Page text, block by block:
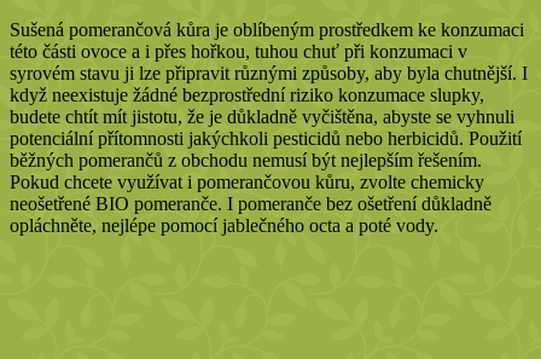
Sušená pomerančová kůra je oblíbeným prostředkem ke konzumaci
této části ovoce a i přes hořkou, tuhou chuť při konzumaci v
syrovém stavu ji lze připravit různými způsoby, aby byla chutnější. I
když neexistuje žádné bezprostřední riziko konzumace slupky,
budete chtít mít jistotu, že je důkladně vyčištěna, abyste se vyhnuli
potenciální přítomnosti jakýchkoli pesticidů nebo herbicidů. Použití
běžných pomerančů z obchodu nemusí být nejlepším řešením.
Pokud chcete využívat i pomerančovou kůru, zvolte chemicky
neošetřené BIO pomeranče. I pomeranče bez ošetření důkladně
opláchněte, nejlépe pomocí jablečného octa a poté vody.